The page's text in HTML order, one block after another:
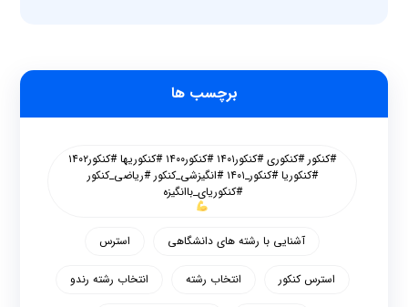
برچسب ها
#کنکور #کنکوری #کنکور۱۴۰۱ #کنکور۱۴۰۰ #کنکوریها #کنکور۱۴۰۲
#کنکوریا #کنکور_۱۴۰۱ #انگیزشی_کنکور #ریاضی_کنکور
#کنکوریای_باانگیزه
آشنایی با رشته های دانشگاهی استرس
استرس کنکور انتخاب رشته انتخاب رشته رندو